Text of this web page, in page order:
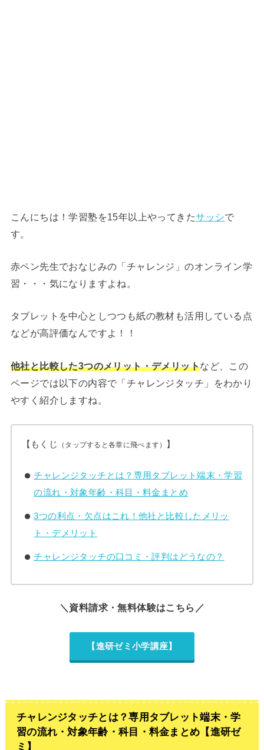
こんにちは！学習塾を15年以上やってきたサッシで
す。
赤ペン先生でおなじみの「チャレンジ」のオンライン学
習・・・気になりますよね。
タブレットを中心としつつも紙の教材も活用している点
などが高評価なんですよ！！
他社と比較した3つのメリット・デメリットなど、この
ページでは以下の内容で「チャレンジタッチ」をわかり
やすく紹介しますね。
【もくじ （タップすると各章に飛べます） 】
チャレンジタッチとは？専用タブレット端末・学習
の流れ・対象年齢・科目・料金まとめ
3つの利点・欠点はこれ！他社と比較したメリッ
ト・デメリット
チャレンジタッチの口コミ・評判はどうなの？
＼資料請求・無料体験はこちら／
【進研ゼミ小学講座】
チャレンジタッチとは？専用タブレット端末・学
習の流れ・対象年齢・科目・料金まとめ【進研ゼ
ミ】